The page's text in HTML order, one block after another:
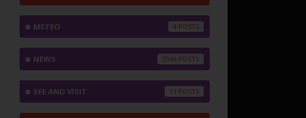
METEO 4
NEWS 2546
SEE AND VISIT 11